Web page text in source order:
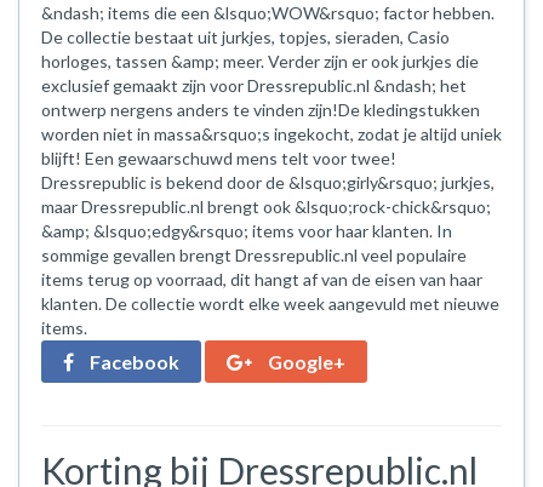
&ndash; items die een &lsquo;WOW&rsquo; factor hebben.
De collectie bestaat uit jurkjes, topjes, sieraden, Casio
horloges, tassen &amp; meer. Verder zijn er ook jurkjes die
exclusief gemaakt zijn voor Dressrepublic.nl &ndash; het
ontwerp nergens anders te vinden zijn!De kledingstukken
worden niet in massa&rsquo;s ingekocht, zodat je altijd uniek
blijft! Een gewaarschuwd mens telt voor twee!
Dressrepublic is bekend door de &lsquo;girly&rsquo; jurkjes,
maar Dressrepublic.nl brengt ook &lsquo;rock-chick&rsquo;
&amp; &lsquo;edgy&rsquo; items voor haar klanten. In
sommige gevallen brengt Dressrepublic.nl veel populaire
items terug op voorraad, dit hangt af van de eisen van haar
klanten. De collectie wordt elke week aangevuld met nieuwe
items.
Facebook Google+
Korting bij Dressrepublic.nl